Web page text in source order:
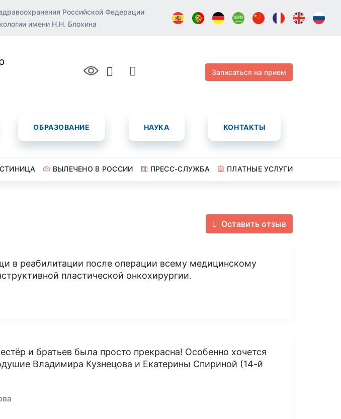
Российской Федерации
имени Н.Н. Блохина
Записаться на прием
ОБРАЗОВАНИЕ НАУКА КОНТАКТЫ
ВЫЛЕЧЕНО В РОССИИ ПРЕСС-СЛУЖБА
ПЛАТНЫЕ УСЛУГИ
Оставить отзыв
в реабилитации после операции всему медицинскому
пластической онкохирургии.
и братьев была просто прекрасна! Особенно хочется
Владимира Кузнецова и Екатерины Спириной (14-й